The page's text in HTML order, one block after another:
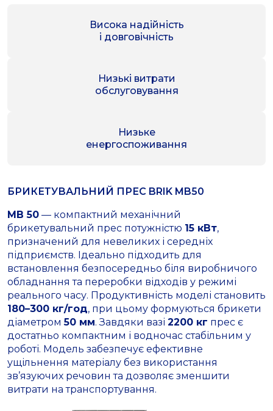
Висока надійність
і довговічність
Низькі витрати
обслуговування
Низьке
енергоспоживання
БРИКЕТУВАЛЬНИЙ ПРЕС BRIK MB50
MB 50 — компактний механічний
брикетувальний прес потужністю 15 кВт,
призначений для невеликих і середніх
підприємств. Ідеально підходить для
встановлення безпосередньо біля виробничого
обладнання та переробки відходів у режимі
реального часу. Продуктивність моделі становить
180–300 кг/год, при цьому формуються брикети
діаметром50 мм. Завдяки вазі 2200 кг прес є
достатньо компактним і водночас стабільним у
роботі. Модель забезпечує ефективне
ущільнення матеріалу без використання
зв’язуючих речовин та дозволяє зменшити
витрати на транспортування.